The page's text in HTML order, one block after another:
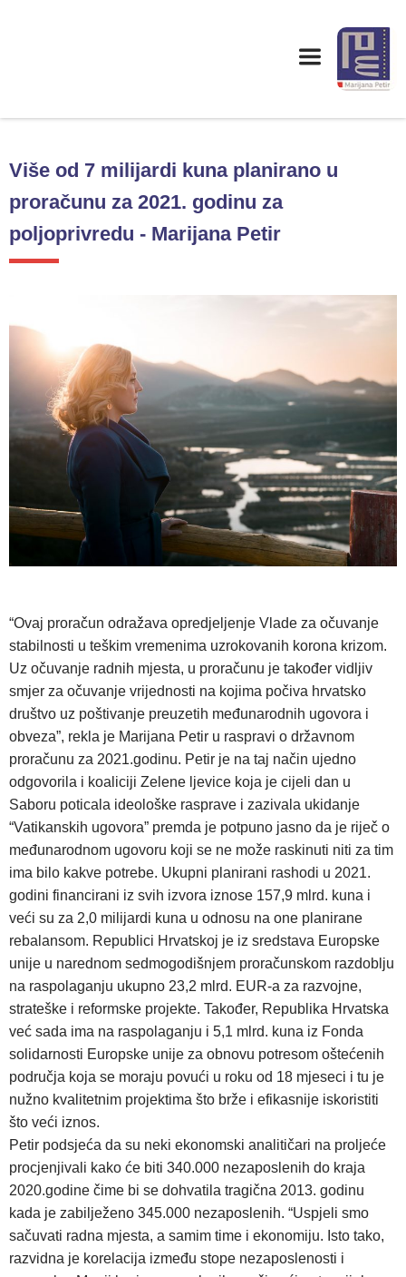
Više od 7 milijardi kuna planirano u
proračunu za 2021. godinu za
poljoprivredu - Marijana Petir
“Ovaj proračun odražava opredjeljenje Vlade za očuvanje
stabilnosti u teškim vremenima uzrokovanih korona krizom.
Uz očuvanje radnih mjesta, u proračunu je također vidljiv
smjer za očuvanje vrijednosti na kojima počiva hrvatsko
društvo uz poštivanje preuzetih međunarodnih ugovora i
obveza”, rekla je Marijana Petir u raspravi o državnom
proračunu za 2021.godinu. Petir je na taj način ujedno
odgovorila i koaliciji Zelene ljevice koja je cijeli dan u
Saboru poticala ideološke rasprave i zazivala ukidanje
“Vatikanskih ugovora” premda je potpuno jasno da je riječ o
međunarodnom ugovoru koji se ne može raskinuti niti za tim
ima bilo kakve potrebe. Ukupni planirani rashodi u 2021.
godini financirani iz svih izvora iznose 157,9 mlrd. kuna i
veći su za 2,0 milijardi kuna u odnosu na one planirane
rebalansom. Republici Hrvatskoj je iz sredstava Europske
unije u narednom sedmogodišnjem proračunskom razdoblju
na raspolaganju ukupno 23,2 mlrd. EUR-a za razvojne,
strateške i reformske projekte. Također, Republika Hrvatska
već sada ima na raspolaganju i 5,1 mlrd. kuna iz Fonda
solidarnosti Europske unije za obnovu potresom oštećenih
područja koja se moraju povući u roku od 18 mjeseci i tu je
nužno kvalitetnim projektima što brže i efikasnije iskoristiti
što veći iznos.
Petir podsjeća da su neki ekonomski analitičari na proljeće
procjenjivali kako će biti 340.000 nezaposlenih do kraja
2020.godine čime bi se dohvatila tragična 2013. godinu
kada je zabilježeno 345.000 nezaposlenih. “Uspjeli smo
sačuvati radna mjesta, a samim time i ekonomiju. Isto tako,
razvidna je korelacija između stope nezaposlenosti i